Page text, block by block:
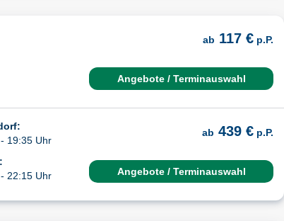
ab 117 € p.P.
Angebote / Terminauswahl
19:35 Uhr
22:15 Uhr
ab 439 € p.P.
Angebote / Terminauswahl